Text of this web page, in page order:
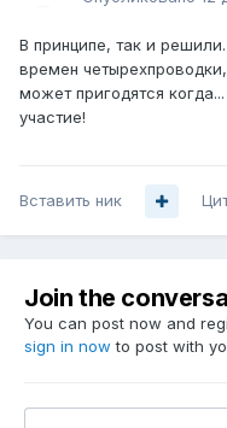
В принципе, так и
времен
может пригодятся
участие!
Вставить ник
Join the
You can post now and
sign in now to post with